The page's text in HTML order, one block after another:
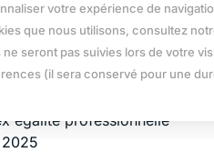
de nous
& actus
égalité professionnelle
votre expérience de
que nous utilisons, consultez
seront pas suivies lors de votre
(il sera conservé pour une